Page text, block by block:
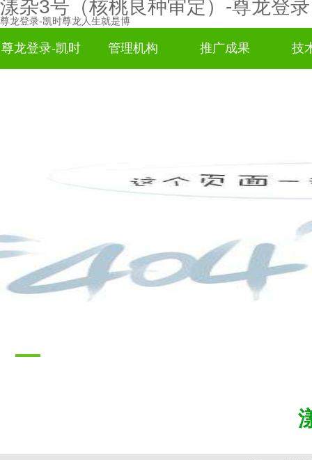
漾杂3号（核桃良种审定）-尊龙登录
尊龙登录-凯时尊龙人生就是博
尊龙登录-凯时 管理机构 推广成果 技